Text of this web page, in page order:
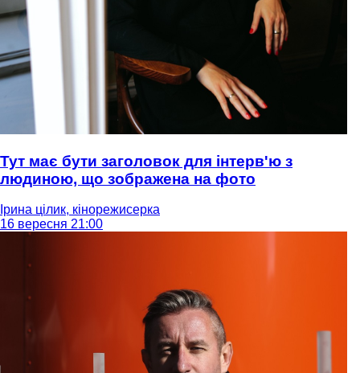
Тут має бути заголовок для інтерв'ю з
людиною, що зображена на фото
Ірина цілик, кінорежисерка
16 вересня 21:00